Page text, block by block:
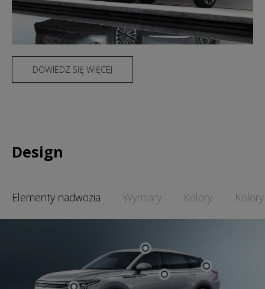
DOWIEDZ SIĘ WIĘCEJ
Design
Elementy nadwozia Wymiary Kolory